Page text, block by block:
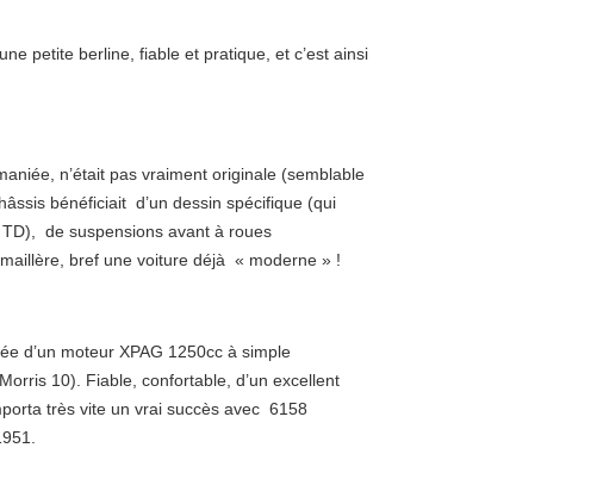
petite berline, fiable et pratique, et c’est ainsi
n’était pas vraiment originale (semblable
bénéficiait d’un dessin spécifique (qui
de suspensions avant à roues
bref une voiture déjà « moderne » !
d’un moteur XPAG 1250cc à simple
10). Fiable, confortable, d’un excellent
très vite un vrai succès avec 6158